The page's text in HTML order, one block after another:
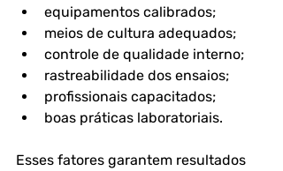
equipamentos calibrados;
meios de cultura adequados;
controle de qualidade interno;
rastreabilidade dos ensaios;
profissionais capacitados;
boas práticas laboratoriais.
Esses fatores garantem resultados